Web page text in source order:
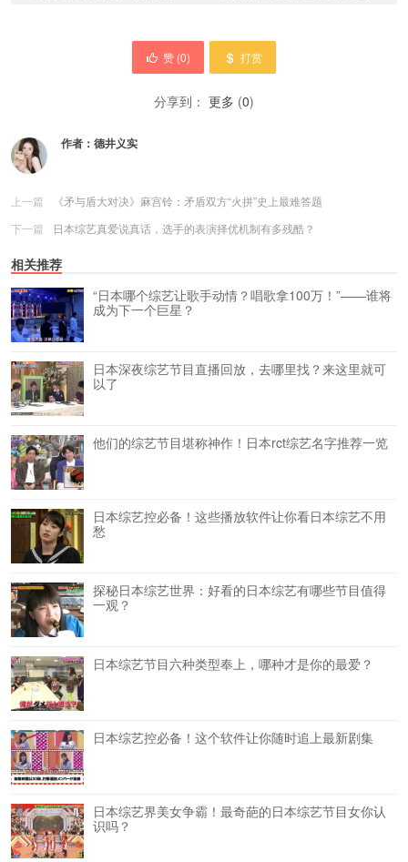
赞 (0) 打赏
分享到： 更多 (0)
作者： 德井义实
上一篇
《矛与盾大对决》麻宫铃：矛盾双方“火拼”史上最难答题
下一篇
日本综艺真爱说真话，选手的表演择优机制有多残酷？
相关推荐
“日本哪个综艺让歌手动情？唱歌拿100万！”——谁将
成为下一个巨星？
日本深夜综艺节目直播回放，去哪里找？来这里就可
以了
他们的综艺节目堪称神作！日本rct综艺名字推荐一览
日本综艺控必备！这些播放软件让你看日本综艺不用
愁
探秘日本综艺世界：好看的日本综艺有哪些节目值得
一观？
日本综艺节目六种类型奉上，哪种才是你的最爱？
日本综艺控必备！这个软件让你随时追上最新剧集
日本综艺界美女争霸！最奇葩的日本综艺节目女你认
识吗？